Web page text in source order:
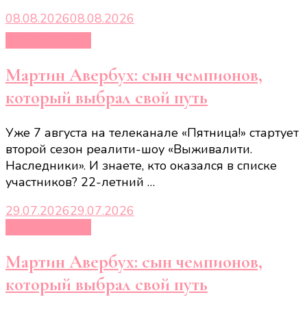
08.08.202608.08.2026
Мартин Авербух: сын чемпионов,
который выбрал свой путь
Уже 7 августа на телеканале «Пятница!» стартует
второй сезон реалити-шоу «Выживалити.
Наследники». И знаете, кто оказался в списке
участников? 22-летний …
29.07.202629.07.2026
Мартин Авербух: сын чемпионов,
который выбрал свой путь